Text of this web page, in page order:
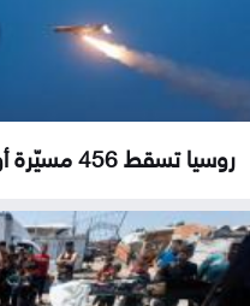
روسيا تسقط 456 مسيّرة أوكرانية وتعلن عن قتلى